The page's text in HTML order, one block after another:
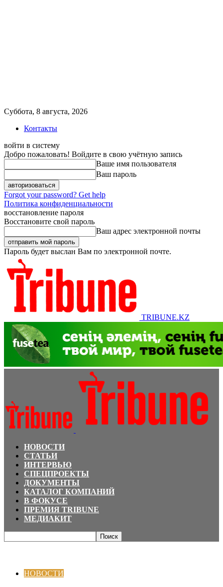
Суббота, 8 августа, 2026
Контакты
войти в систему
Добро пожаловать! Войдите в свою учётную запись
Ваше имя пользователя
Ваш пароль
Forgot your password? Get help
Политика конфиденциальности
восстановление пароля
Восстановите свой пароль
Ваш адрес электронной почты
Пароль будет выслан Вам по электронной почте.
TRIBUNE.KZ
НОВОСТИ
СТАТЬИ
ИНТЕРВЬЮ
СПЕЦПРОЕКТЫ
ДОКУМЕНТЫ
КАТАЛОГ КОМПАНИЙ
В ФОКУСЕ
ПРЕМИЯ TRIBUNE
МЕДИАКИТ
НОВОСТИ